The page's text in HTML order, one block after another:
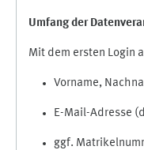
Umfang der
Mit dem ersten Login
Vorname,
E-Mail-Adresse
ggf.